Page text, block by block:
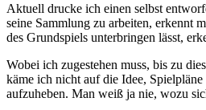
Aktuell drucke ich einen selbst
seine Sammlung zu arbeiten, erkennt
des Grundspiels unterbringen lässt,
Wobei ich zugestehen muss, bis zu
käme ich nicht auf die Idee,
aufzuheben. Man weiß ja nie, wozu